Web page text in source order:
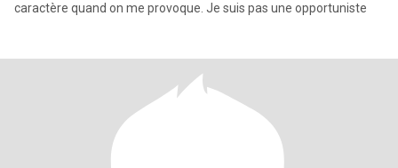
caractère quand on me provoque. Je suis pas une opportuniste